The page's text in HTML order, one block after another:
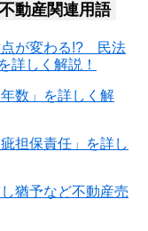
動産関連用語
点が変わる!? 民法
詳しく解説！
数」を詳しく解
担保責任」を詳し
猶予など不動産売